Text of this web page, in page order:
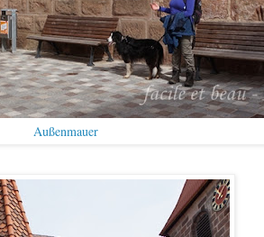
Außenmauer